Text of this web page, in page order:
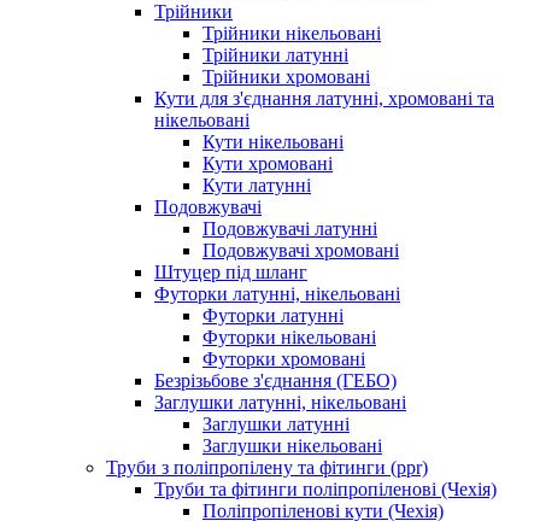
Трійники
Трійники нікельовані
Трійники латунні
Трійники хромовані
Кути для з'єднання латунні, хромовані та
нікельовані
Кути нікельовані
Кути хромовані
Кути латунні
Подовжувачі
Подовжувачі латунні
Подовжувачі хромовані
Штуцер під шланг
Футорки латунні, нікельовані
Футорки латунні
Футорки нікельовані
Футорки хромовані
Безрізьбове з'єднання (ГЕБО)
Заглушки латунні, нікельовані
Заглушки латунні
Заглушки нікельовані
Труби з поліпропілену та фітинги (ppr)
Труби та фітинги поліпропіленові (Чехія)
Поліпропіленові кути (Чехія)